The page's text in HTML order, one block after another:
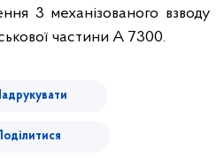
3 механізованого взводу
частини А 7300.